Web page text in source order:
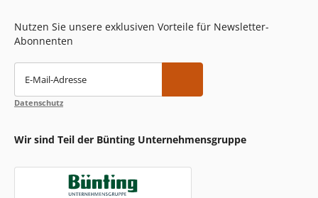
Nutzen Sie unsere exklusiven Vorteile für Newsletter-
Abonnenten
E-Mail-Adresse
Datenschutz
Wir sind Teil der Bünting Unternehmensgruppe